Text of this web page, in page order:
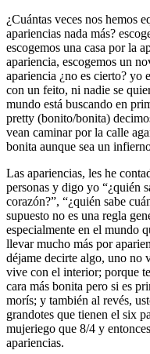
¿Cuántas veces nos hemos
apariencias nada más?
escogemos una casa por la
apariencia, escogemos un
apariencia ¿no es cierto? yo
con un feito, ni nadie se
mundo está buscando en
pretty (bonito/bonita)
vean caminar por la calle
bonita aunque sea un
Las apariencias, les he
personas y digo yo “¿quién
corazón?”, “¿quién sabe
supuesto no es una regla
especialmente en el mundo
llevar mucho más por
déjame decirte algo, uno no
vive con el interior; porque
cara más bonita pero si es
morís; y también al revés,
grandotes que tienen el six
mujeriego que 8/4 y
apariencias.